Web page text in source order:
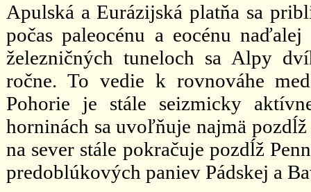
Apulská a Eurázijská platňa sa
počas paleocénu a eocénu
železničných tuneloch sa Alpy
ročne. To vedie k rovnováhe
Pohorie je stále seizmicky
horninách sa uvoľňuje najmä
na sever stále pokračuje pozdĺž
predoblúkových paniev Pádskej a